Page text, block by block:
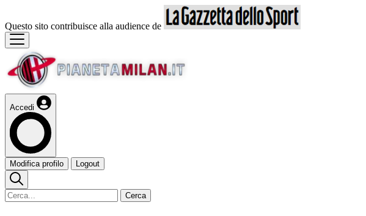
Questo sito contribuisce alla audience de
Accedi
Modifica profilo Logout
Cerca